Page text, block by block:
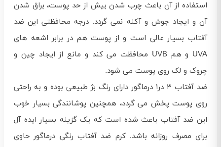
استفاده از آن باعث چرب شدن بیش از حد پوست، براق شدن
آن و ایجاد جوش و آکنه نمی گردد. درجه محافظتی این ضد
آفتاب بسیار عالی است و از پوست هم در برابر اشعه های
UVA و هم UVB محافظت می کند و مانع از ایجاد چین و
چروک و لک روی پوست می شود.
ضد آفتاب ۳ در۱ درماگور دارای رنگ بژ طبیعی بوده و به راحتی
روی پوست پخش می گردد، همچنین پوشانندگی بسیار خوب
این ضد آفتاب باعث شده است که یک گزینه بسیار ایده آل
برای مصرف روزانه باشد. کرم ضد آفتاب رنگی درماگور حاوی